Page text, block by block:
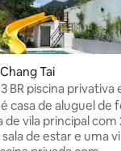
de 5, 50
Tai
BR piscina privativa
divertido
é casa de aluguel de
de vila principal com
de estar e uma